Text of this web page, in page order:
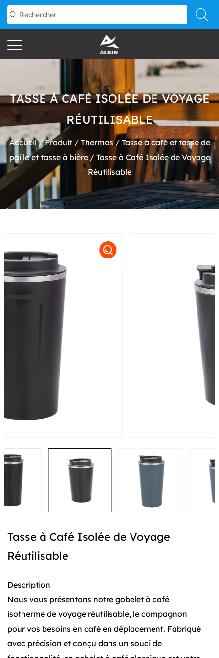
TASSE À CAFÉ ISOLÉE DE VOYAGE
RÉUTILISABLE
Accueil/Produit/ Thermos/ Tasse à café et tasse de
paille et tasse à bière/ Tasse à Café Isolée de Voyage
Réutilisable
Tasse à Café Isolée de Voyage
Réutilisable
Description
Nous vous présentons notre gobelet à café
isotherme de voyage réutilisable, le compagnon
pour vos besoins en café en déplacement. Fabriqué
avec précision et conçu dans un souci de